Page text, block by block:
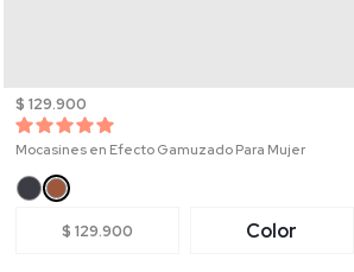
$ 129.900
Mocasines en Efecto Gamuzado Para Mujer
$ 129.900 Color